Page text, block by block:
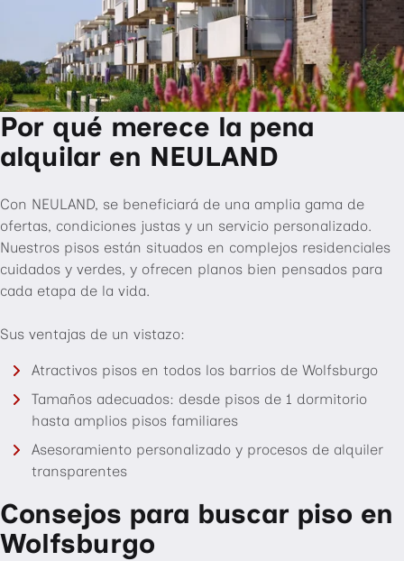
Por qué merece la pena
alquilar en NEULAND
Con NEULAND, se beneficiará de una amplia gama de
ofertas, condiciones justas y un servicio personalizado.
Nuestros pisos están situados en complejos residenciales
cuidados y verdes, y ofrecen planos bien pensados para
cada etapa de la vida.
Sus ventajas de un vistazo:
Atractivos pisos en todos los barrios de Wolfsburgo
Tamaños adecuados: desde pisos de 1 dormitorio
hasta amplios pisos familiares
Asesoramiento personalizado y procesos de alquiler
transparentes
Consejos para buscar piso en
Wolfsburgo